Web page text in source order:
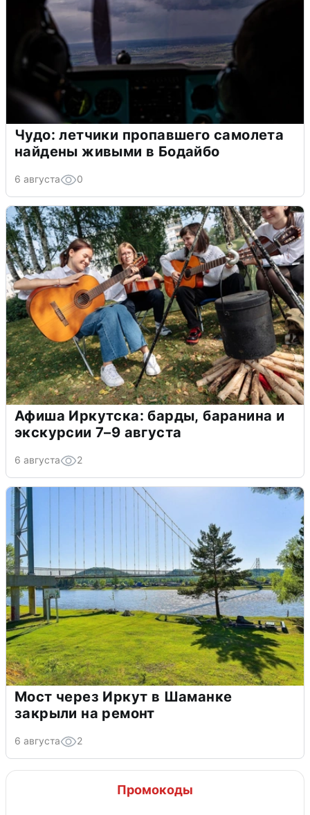
Чудо: летчики пропавшего самолета
найдены живыми в Бодайбо
6 августа 0
Афиша Иркутска: барды, баранина и
экскурсии 7–9 августа
6 августа 2
Мост через Иркут в Шаманке
закрыли на ремонт
6 августа 2
Промокоды